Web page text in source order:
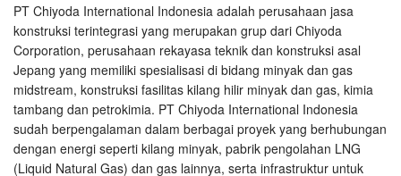
PT Chiyoda International Indonesia adalah perusahaan jasa
konstruksi terintegrasi yang merupakan grup dari Chiyoda
Corporation, perusahaan rekayasa teknik dan konstruksi asal
Jepang yang memiliki spesialisasi di bidang minyak dan gas
midstream, konstruksi fasilitas kilang hilir minyak dan gas, kimia
tambang dan petrokimia. PT Chiyoda International Indonesia
sudah berpengalaman dalam berbagai proyek yang berhubungan
dengan energi seperti kilang minyak, pabrik pengolahan LNG
(Liquid Natural Gas) dan gas lainnya, serta infrastruktur untuk